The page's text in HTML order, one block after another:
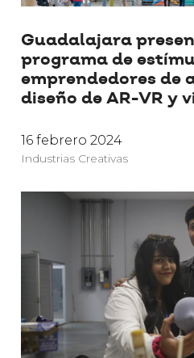
Guadalajara
programa de
emprendedores de
diseño de AR-VR y
16 febrero 2024
Industrias Creativas